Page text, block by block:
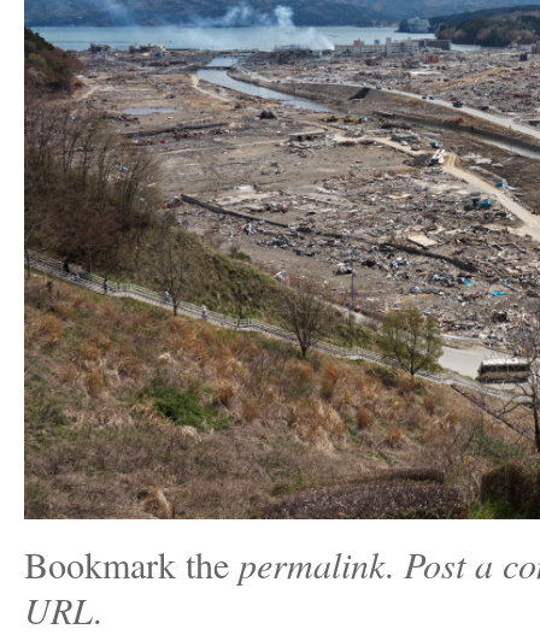
Bookmark the permalink. Post a
URL.